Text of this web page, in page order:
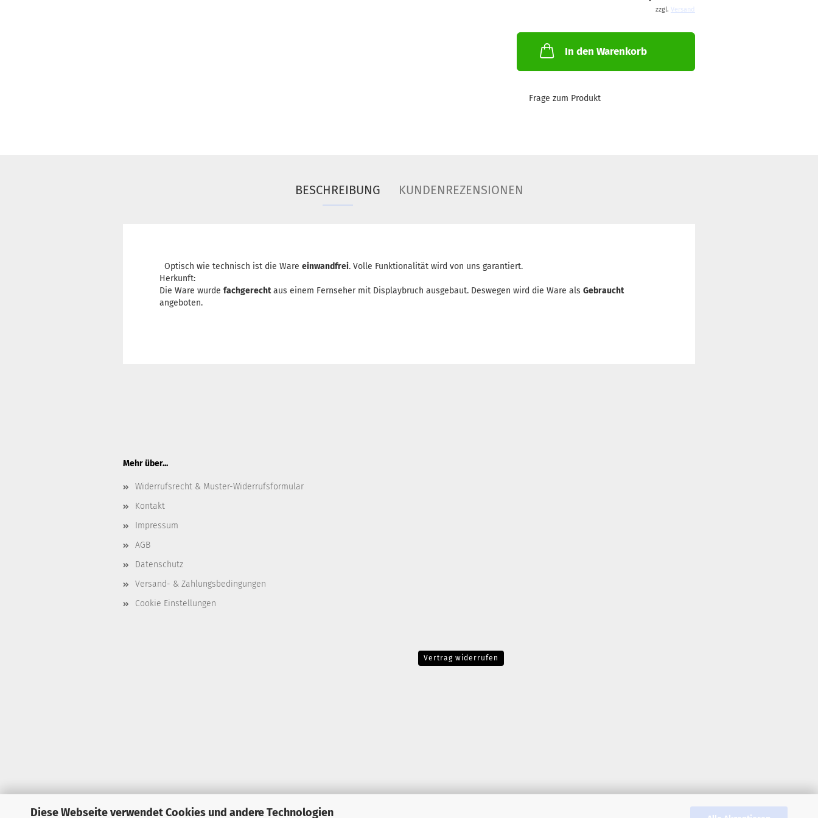
Diese Webseite verwendet Cookies und andere Technologien
zzgl. Versand
In den Warenkorb
Frage zum Produkt
BESCHREIBUNG KUNDENREZENSIONEN
Optisch wie technisch ist die Ware einwandfrei. Volle Funktionalität wird von uns garantiert.
Herkunft:
Die Ware wurde fachgerechtaus einem Fernseher mit Displaybruch ausgebaut. Deswegen wird die Ware als Gebraucht
angeboten.
Mehr über...
Widerrufsrecht & Muster-Widerrufsformular
Kontakt
Impressum
AGB
Datenschutz
Versand- & Zahlungsbedingungen
Cookie Einstellungen
Vertrag widerrufen